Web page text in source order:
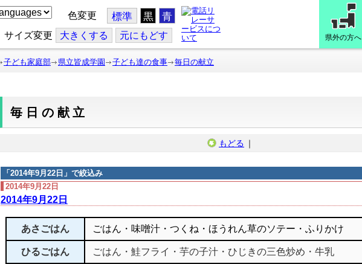
色変更 標準 黒 青
サイズ変更 大きくする 元にもどす 県外の方へ
子ども家庭部 県立皆成学園 子ども達の食事 毎日の献立
毎日の献立
もどる ｜
「 2014年9月22日 」で絞込み
2014年9月22日
2014年9月22日
あさごはん ごはん・味噌汁・つくね・ほうれん草のソテー・ふりかけ
ひるごはん ごはん・鮭フライ・芋の子汁・ひじきの三色炒め・牛乳